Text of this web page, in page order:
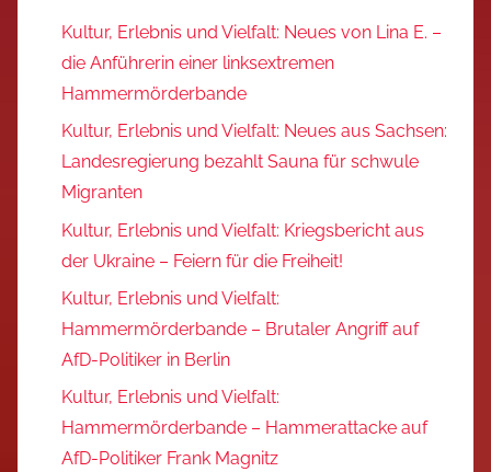
Kultur, Erlebnis und Vielfalt: Neues von Lina E. –
die Anführerin einer linksextremen
Hammermörderbande
Kultur, Erlebnis und Vielfalt: Neues aus Sachsen:
Landesregierung bezahlt Sauna für schwule
Migranten
Kultur, Erlebnis und Vielfalt: Kriegsbericht aus
der Ukraine – Feiern für die Freiheit!
Kultur, Erlebnis und Vielfalt:
Hammermörderbande – Brutaler Angriff auf
AfD-Politiker in Berlin
Kultur, Erlebnis und Vielfalt:
Hammermörderbande – Hammerattacke auf
AfD-Politiker Frank Magnitz